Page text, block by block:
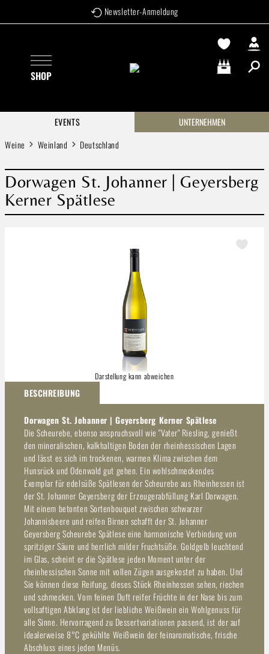
Zum Hauptinhalt springen Newsletter-Anmeldung
SHOP Warenkorb
EVENTS
UNTERNEHMEN
Weine
Weinland Deutschland
Dorwagen St. Johanner | Geyersberg
Kerner Spätlese
Darstellung kann abweichen
BESCHREIBUNG
Dorwagen St. Johanner | Geyersberg Kerner Spätlese
Die Scheurebe, ebenso anspruchsvoll wie "Vater" Riesling, genießt
den mineralischen, kalkhaltigen Boden der rheinhessischen Lagen
und lässt es sich im trockenen, warmen Klima zwischen dem
Hunsrück und Odenwald gut gehen. Ein wohlschmeckendes
Exemplar für edelsüße Spätlesen der Scheurebe aus Rheinhessen ist
der St. Johanner Geyersberg der Erzeugerabfüllung Karl Dorwagen.
Mit einem betonten Sortenbouquet zwischen schwarzer
Johannisbeere und reifen Birnen schafft der St. Johanner
Geyersberg Scheurebe Spätlese eine harmonische Verbindung von
spritziger Säure und herrlich milder Fruchtsüße. Goldgelb leuchtend
im Glas, scheint er die Spätlese jeden Moment unter der
rheinhessischen Sonne mit vollen Zügen ausgekostet zu haben. Und
Sie können diese Reifung, dieses Stück Rheinhessen sehen, riechen
und schmecken. Vom feinen Duft reifer Früchte in der Nase bis zum
vollsaftigen Abklang ist der liebliche Weißwein ein Wohlgenuss für
alle Sinne. Hervorragend zu Dessertvariationen passend, ist der auf
idealerweise 8°C gekühlte Weißwein der feinaromatische, frische
Abschluss eines jeden Menüs.